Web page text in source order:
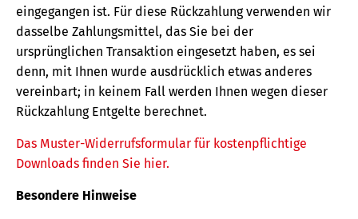
eingegangen ist. Für diese Rückzahlung verwenden wir
dasselbe Zahlungsmittel, das Sie bei der
ursprünglichen Transaktion eingesetzt haben, es sei
denn, mit Ihnen wurde ausdrücklich etwas anderes
vereinbart; in keinem Fall werden Ihnen wegen dieser
Rückzahlung Entgelte berechnet.
Das Muster-Widerrufsformular für kostenpflichtige
Downloads finden Sie hier.
Besondere Hinweise